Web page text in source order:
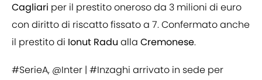
Cagliari per il prestito oneroso da 3 milioni di euro
con diritto di riscatto fissato a 7. Confermato anche
il prestito di Ionut Radu alla Cremonese.
#SerieA, @Inter | #Inzaghi arrivato in sede per